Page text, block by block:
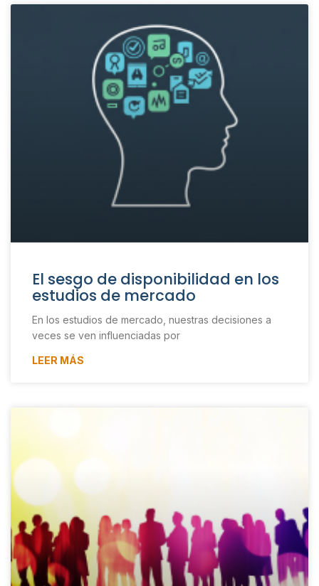
El sesgo de disponibilidad en los
estudios de mercado
En los estudios de mercado, nuestras decisiones a
veces se ven influenciadas por
LEER MÁS